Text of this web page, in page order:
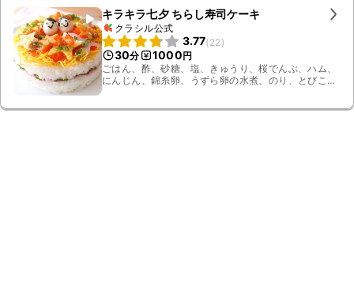
キラキラ七夕 ちらし寿司ケーキ
クラシル公式
3.77(22 )
30分 1000円
ごはん、酢、砂糖、塩、きゅうり、桜でんぶ、ハム、
にんじん、錦糸卵、うずら卵の水煮、のり、とびこ、